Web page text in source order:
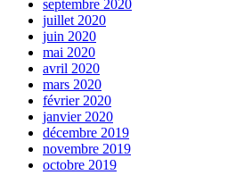
septembre 2020
juillet 2020
juin 2020
mai 2020
avril 2020
mars 2020
février 2020
janvier 2020
décembre 2019
novembre 2019
octobre 2019